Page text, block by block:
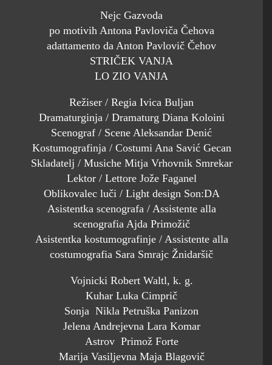
Nejc Gazvoda
po motivih Antona Pavloviča Čehova
adattamento da Anton Pavlovič Čehov
STRIČEK VANJA
LO ZIO VANJA
Režiser / Regia Ivica Buljan
Dramaturginja / Dramaturg Diana Koloini
Scenograf / Scene Aleksandar Denić
Kostumografinja / Costumi Ana Savić Gecan
Skladatelj / Musiche Mitja Vrhovnik Smrekar
Lektor / Lettore Jože Faganel
Oblikovalec luči / Light design Son:DA
Asistentka scenografa / Assistente alla
scenografia Ajda Primožič
Asistentka kostumografinje / Assistente alla
costumografia Sara Smrajc Žnidaršič
Vojnicki Robert Waltl, k. g.
Kuhar Luka Cimprič
Sonja Nikla Petruška Panizon
Jelena Andrejevna Lara Komar
Astrov Primož Forte
Marija Vasiljevna Maja Blagovič